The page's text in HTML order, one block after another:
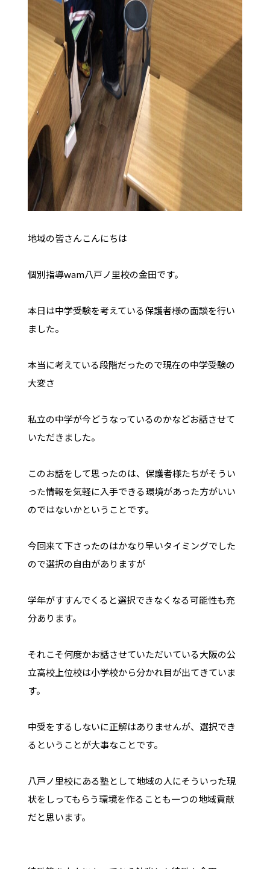
地域の皆さんこんにちは
個別指導wam八戸ノ里校の金田です。
本日は中学受験を考えている保護者様の面談を行い
ました。
本当に考えている段階だったので現在の中学受験の
大変さ
私立の中学が今どうなっているのかなどお話させて
いただきました。
このお話をして思ったのは、保護者様たちがそうい
った情報を気軽に入手できる環境があった方がいい
のではないかということです。
今回来て下さったのはかなり早いタイミングでした
ので選択の自由がありますが
学年がすすんでくると選択できなくなる可能性も充
分あります。
それこそ何度かお話させていただいている大阪の公
立高校上位校は小学校から分かれ目が出てきていま
す。
中受をするしないに正解はありませんが、選択でき
るということが大事なことです。
八戸ノ里校にある塾として地域の人にそういった現
状をしってもらう環境を作ることも一つの地域貢献
だと思います。